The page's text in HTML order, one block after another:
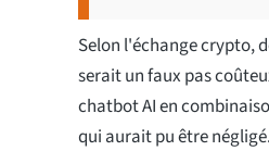
Selon l'échange crypto,
serait un faux pas
chatbot AI en
qui aurait pu être négligé.